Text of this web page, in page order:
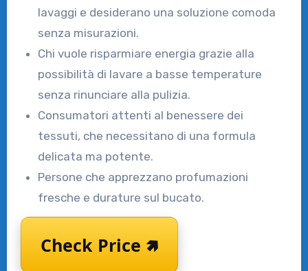
lavaggi e desiderano una soluzione comoda
senza misurazioni.
Chi vuole risparmiare energia grazie alla
possibilità di lavare a basse temperature
senza rinunciare alla pulizia.
Consumatori attenti al benessere dei
tessuti, che necessitano di una formula
delicata ma potente.
Persone che apprezzano profumazioni
fresche e durature sul bucato.
Check Price 🢅